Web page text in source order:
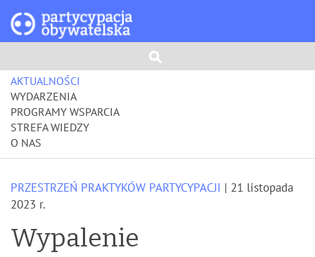
AKTUALNOŚCI
WYDARZENIA
PROGRAMY WSPARCIA
STREFA WIEDZY
O NAS
PRZESTRZEŃ PRAKTYKÓW PARTYCYPACJI
| 21 listopada
2023 r.
Wypalenie